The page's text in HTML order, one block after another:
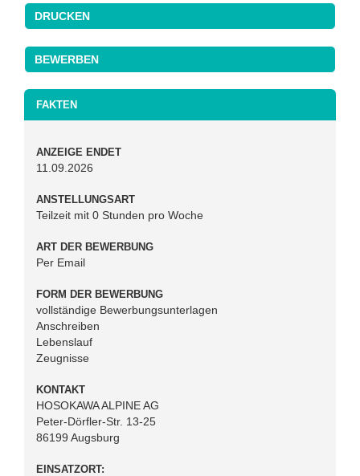
DRUCKEN
FAKTEN
ANZEIGE ENDET
11.09.2026
ANSTELLUNGSART
Teilzeit mit 0 Stunden pro Woche
ART DER BEWERBUNG
Per Email
FORM DER BEWERBUNG
vollständige Bewerbungsunterlagen
Anschreiben
Lebenslauf
Zeugnisse
KONTAKT
HOSOKAWA ALPINE AG
Peter-Dörfler-Str. 13-25
86199 Augsburg
EINSATZORT: